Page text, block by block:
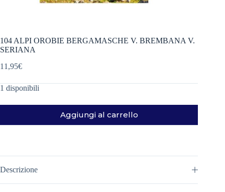
104 ALPI OROBIE BERGAMASCHE V. BREMBANA V.
SERIANA
11,95€
1 disponibili
Aggiungi al carrello
Descrizione